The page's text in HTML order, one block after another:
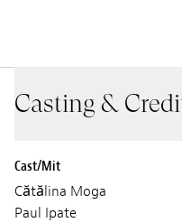
Casting &
Cast/Mit
Cătălina Moga
Paul Ipate